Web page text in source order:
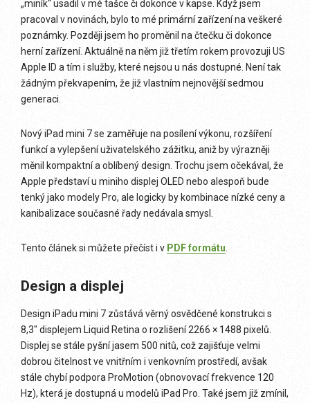
„miník“ usadil v mé tašce či dokonce v kapse. Když jsem
pracoval v novinách, bylo to mé primární zařízení na veškeré
poznámky. Později jsem ho proměnil na čtečku či dokonce
herní zařízení. Aktuálně na něm již třetím rokem provozuji US
Apple ID a tím i služby, které nejsou u nás dostupné. Není tak
žádným překvapením, že již vlastním nejnovější sedmou
generaci.
Nový iPad mini 7 se zaměřuje na posílení výkonu, rozšíření
funkcí a vylepšení uživatelského zážitku, aniž by výrazněji
měnil kompaktní a oblíbený design. Trochu jsem očekával, že
Apple představí u miniho displej OLED nebo alespoň bude
tenký jako modely Pro, ale logicky by kombinace nízké ceny a
kanibalizace současné řady nedávala smysl.
Tento článek si můžete přečíst i v PDF formátu
Design a displej
Design iPadu mini 7 zůstává věrný osvědčené konstrukci s
8,3″ displejem Liquid Retina o rozlišení 2266 × 1488 pixelů.
Displej se stále pyšní jasem 500 nitů, což zajišťuje velmi
dobrou čitelnost ve vnitřním i venkovním prostředí, avšak
stále chybí podpora ProMotion (obnovovací frekvence 120
Hz), která je dostupná u modelů iPad Pro. Také jsem již zmínil,